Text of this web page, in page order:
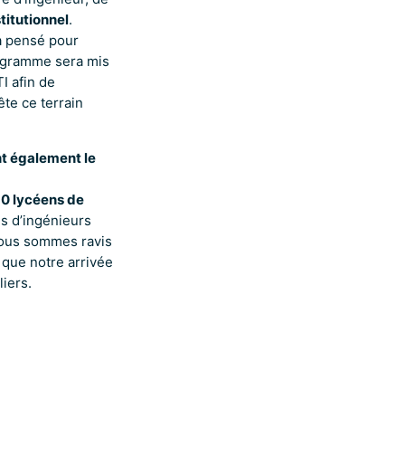
.
pensé pour
sera mis
afin de
ce terrain
également le
lycéens de
d’ingénieurs
sommes ravis
que notre arrivée